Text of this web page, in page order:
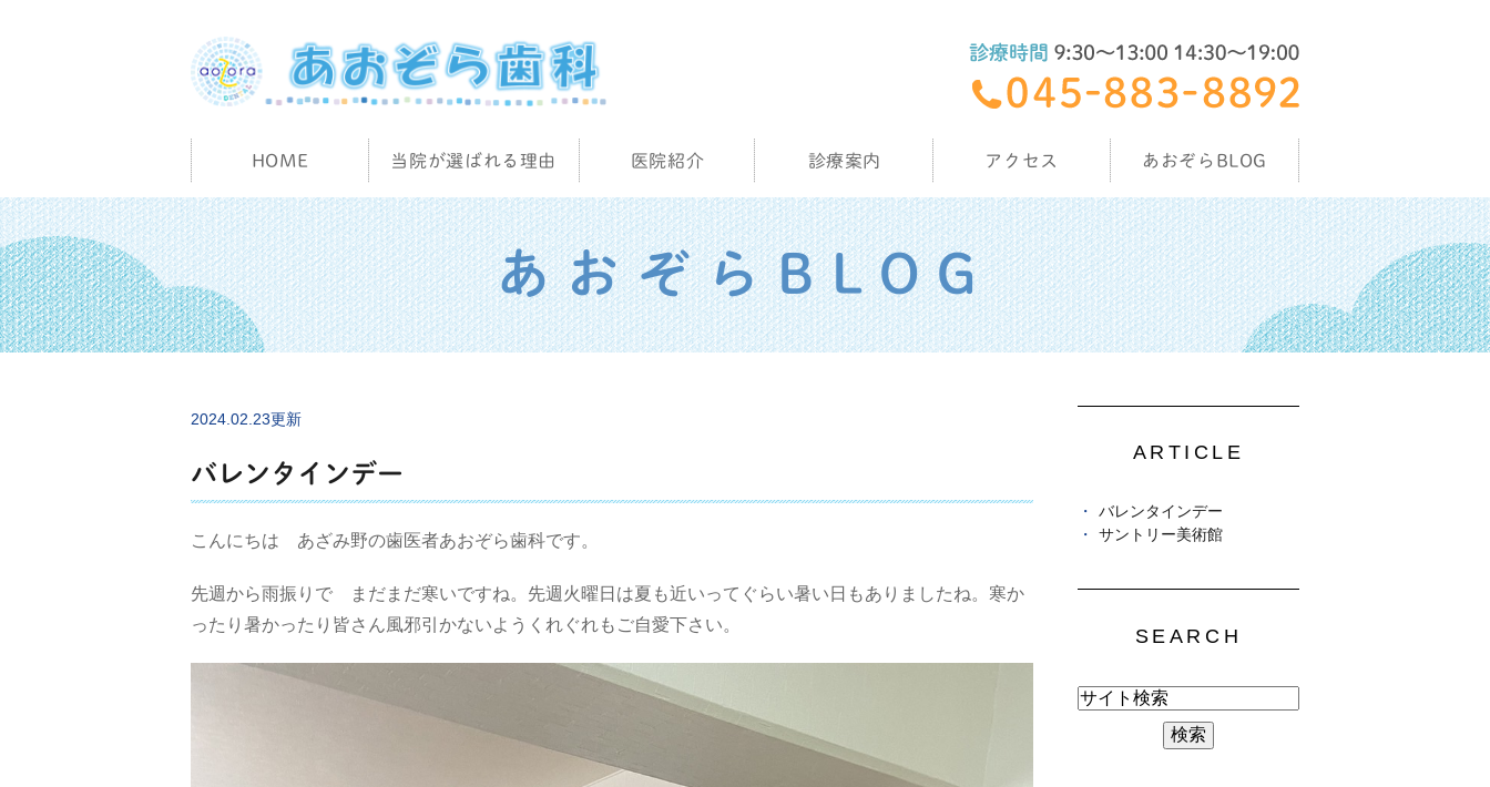
HOME 当院が選ばれる理由 医院紹介 診療案内 アクセス あおぞらBLOG
あおぞらBLOG
2024.02.23更新
バレンタインデー
こんにちは あざみ野の歯医者あおぞら歯科です。
先週から雨振りで まだまだ寒いですね。先週火曜日は夏も近いってぐらい暑い日もありましたね。寒か
ったり暑かったり皆さん風邪引かないようくれぐれもご自愛下さい。
ARTICLE
バレンタインデー
サントリー美術館
SEARCH